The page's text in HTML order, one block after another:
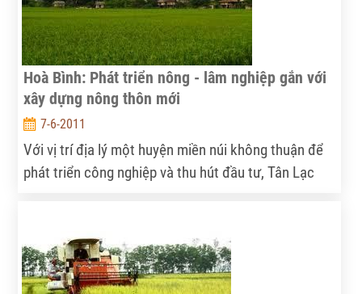
Hoà Bình: Phát triển nông - lâm nghiệp gắn với
xây dựng nông thôn mới
7-6-2011
Với vị trí địa lý một huyện miền núi không thuận để
phát triển công nghiệp và thu hút đầu tư, Tân Lạc
hàng đầu.